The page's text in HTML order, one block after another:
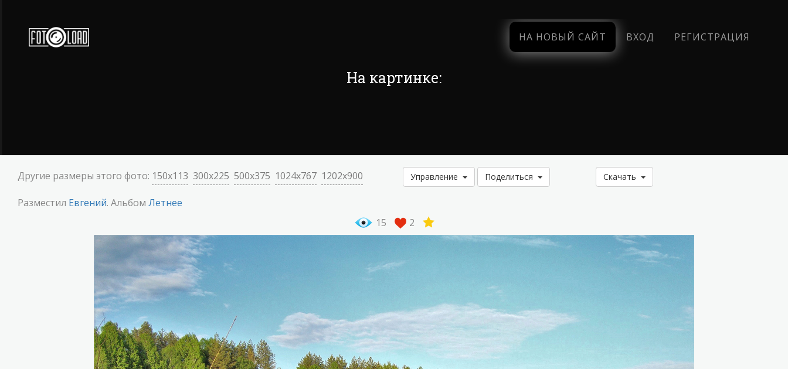
НА НОВЫЙ САЙТ ВХОД РЕГИСТРАЦИЯ
На картинке:
Другие размеры этого фото: 150x113 300x225 500x375 1024x767 1202x900 Управление Поделиться Скачать
Разместил Евгений. Альбом Летнее
15
2